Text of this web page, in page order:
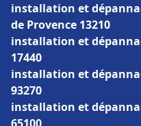
installation et
de Provence 13210
installation et
17440
installation et
93270
installation et